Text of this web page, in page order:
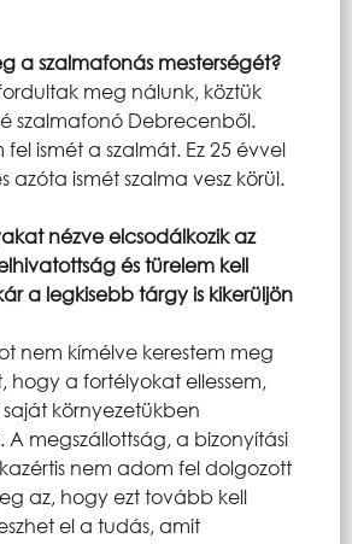
a szalmafonás mesterségét?
meg nálunk, köztük
szalmafonó Debrecenből.
ismét a szalmát. Ez 25 évvel
azóta ismét szalma vesz körül.
nézve elcsodálkozik az
és türelem kell
a legkisebb tárgy is kikerüljön
nem kímélve kerestem meg
hogy a fortélyokat ellessem,
környezetükben
A megszállottság, a bizonyítási
nem adom fel dolgozott
az, hogy ezt tovább kell
el a tudás, amit